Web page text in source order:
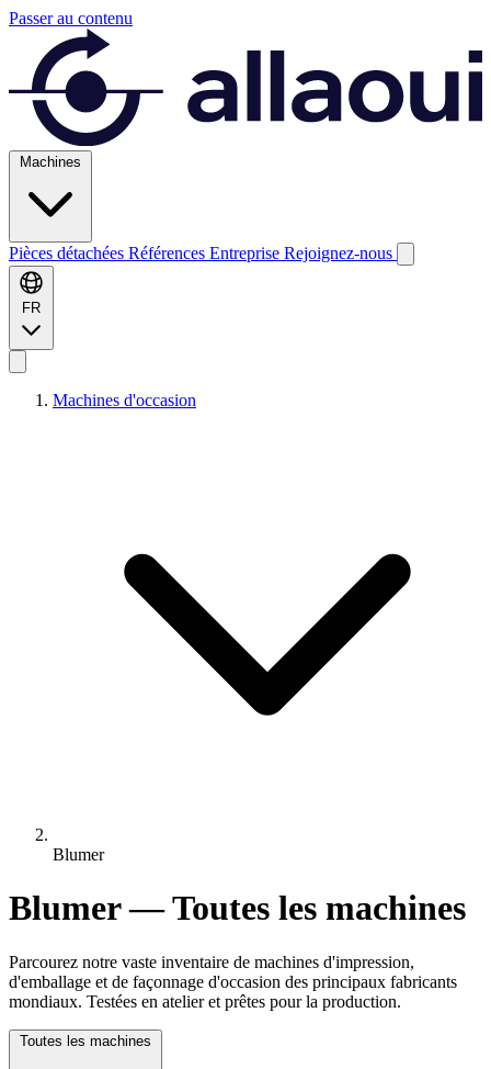
Passer au contenu
Machines
Pièces détachées Références Entreprise Rejoignez-nous
FR
Machines d'occasion
Blumer
Blumer — Toutes les machines
Parcourez notre vaste inventaire de machines d'impression,
d'emballage et de façonnage d'occasion des principaux fabricants
mondiaux. Testées en atelier et prêtes pour la production.
Toutes les machines